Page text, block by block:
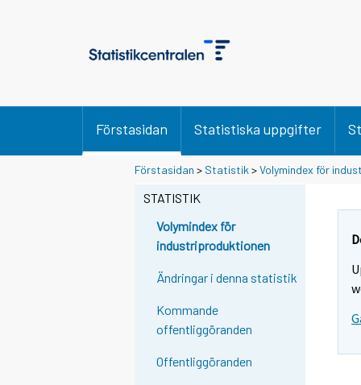
Förstasidan Statistiska uppgifter
Förstasidan > Statistik >Volymindex för
STATISTIK
Volymindex för
industriproduktionen
Ändringar i denna statistik
Kommande
offentliggöranden
Offentliggöranden